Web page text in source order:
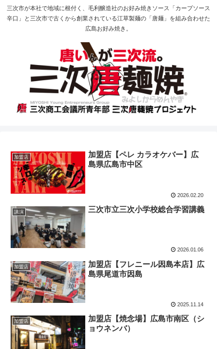
三次市が本社で地域に根付く、毛利醸造社のお好み焼きソース「カープソース
辛口」と三次市で古くから創業されている江草製麺の「唐麺」を組み合わせた
広島お好み焼き。
加盟店
加盟店【ペレ カラオケバー】広
島県広島市中区
2026.02.20
講演 三次市立三次小学校総合学習講義
2026.01.06
加盟店
加盟店【フレニール因島本店】広
島県尾道市因島
2025.11.14
加盟店
加盟店【焼念場】広島市南区（シ
ョウネンバ）